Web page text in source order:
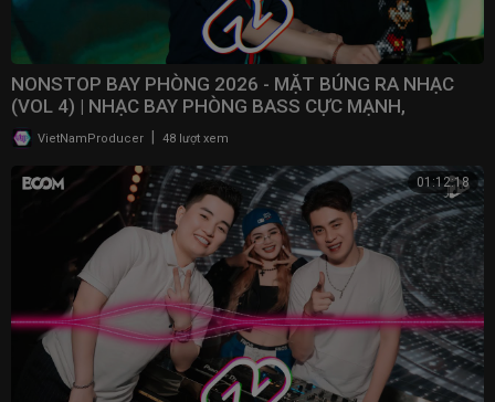
NONSTOP BAY PHÒNG 2026 - MẶT BÚNG RA NHẠC
(VOL 4) | NHẠC BAY PHÒNG BASS CỰC MẠNH,
NONSTOP 2025
VietNamProducer 48 lượt xem
01:12:18